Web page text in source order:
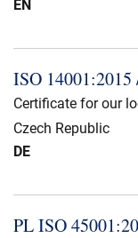
EN
ISO 14001:2015
Certificate for our
Czech Republic
DE
PL ISO